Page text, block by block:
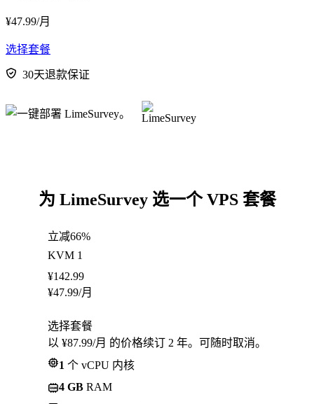
¥47.99/月
选择套餐
30天退款保证
为 LimeSurvey 选一个 VPS 套餐
立减66%
KVM 1
¥142.99
¥47.99/月
选择套餐
以 ¥87.99/月 的价格续订 2 年。可随时取消。
1 个 vCPU 内核
4 GB RAM